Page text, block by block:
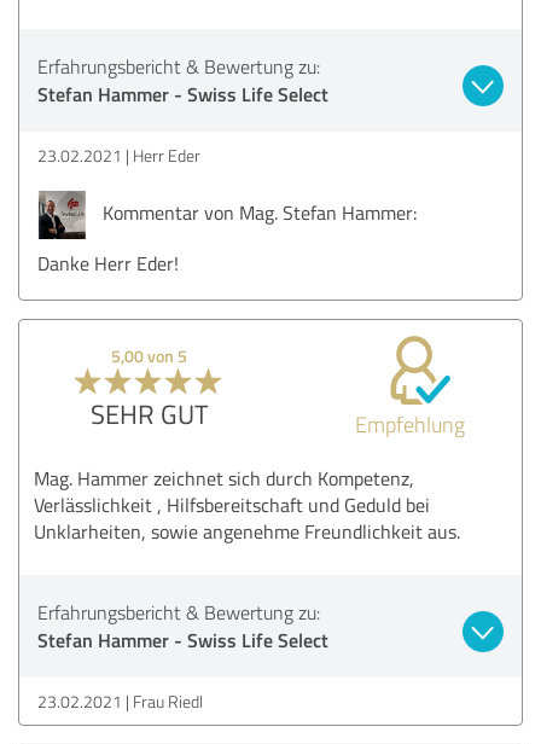
Erfahrungsbericht & Bewertung zu:
Stefan Hammer - Swiss Life Select
23.02.2021 Herr Eder
Kommentar von Mag. Stefan Hammer:
Danke Herr Eder!
5,00 von 5
SEHR GUT Empfehlung
Mag. Hammer zeichnet sich durch Kompetenz,
Verlässlichkeit , Hilfsbereitschaft und Geduld bei
Unklarheiten, sowie angenehme Freundlichkeit aus.
Erfahrungsbericht & Bewertung zu:
Stefan Hammer - Swiss Life Select
23.02.2021 Frau Riedl